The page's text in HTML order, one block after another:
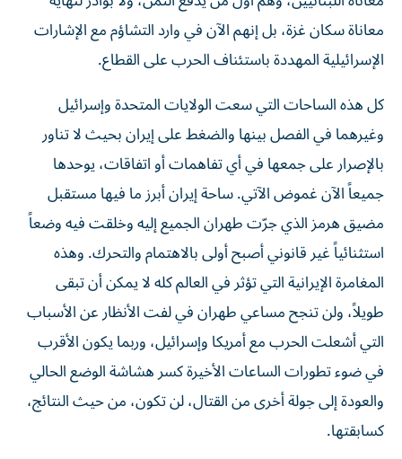
معاناة سكان غزة، بل إنهم الآن في وارد التشاؤم مع الإشارات
الإسرائيلية المهددة باستئناف الحرب على القطاع.
كل هذه الساحات التي سعت الولايات المتحدة وإسرائيل
وغيرهما في الفصل بينها والضغط على إيران بحيث لا تناور
بالإصرار على جمعها في أي تفاهمات أو اتفاقات، يوحدها
جميعاً الآن غموض الآتي. ساحة إيران أبرز ما فيها مستقبل
مضيق هرمز الذي جرّت طهران الجميع إليه وخلقت فيه وضعاً
استثنائياً غير قانوني أصبح أولى بالاهتمام والتحرك. وهذه
المغامرة الإيرانية التي تؤثر في العالم كله لا يمكن أن تبقى
طويلاً، ولن تنجح مساعي طهران في لفت الأنظار عن الأسباب
التي أشعلت الحرب مع أمريكا وإسرائيل، وربما يكون الأقرب
في ضوء تطورات الساعات الأخيرة كسر هشاشة الوضع الحالي
والعودة إلى جولة أخرى من القتال، لن تكون، من حيث النتائج،
كسابقتها.